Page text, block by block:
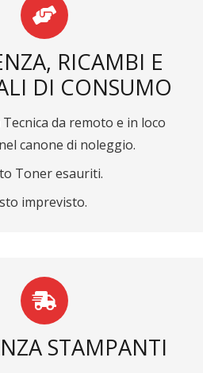
RICAMBI E
DI CONSUMO
da remoto e in loco
canone di noleggio.
Toner esauriti.
imprevisto.
STAMPANTI